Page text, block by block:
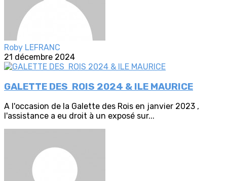
Roby LEFRANC
21 décembre 2024
GALETTE DES ROIS 2024 & ILE MAURICE
A l'occasion de la Galette des Rois en janvier 2023 ,
l'assistance a eu droit à un exposé sur...